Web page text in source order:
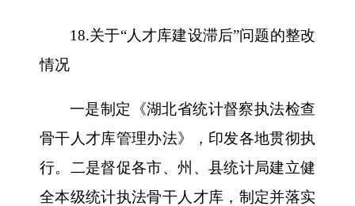
18.关于“人才库建设滞后”问题的整改
情况
一是制定《湖北省统计督察执法检查
骨干人才库管理办法》，印发各地贯彻执
行。二是督促各市、州、县统计局建立健
全本级统计执法骨干人才库，制定并落实